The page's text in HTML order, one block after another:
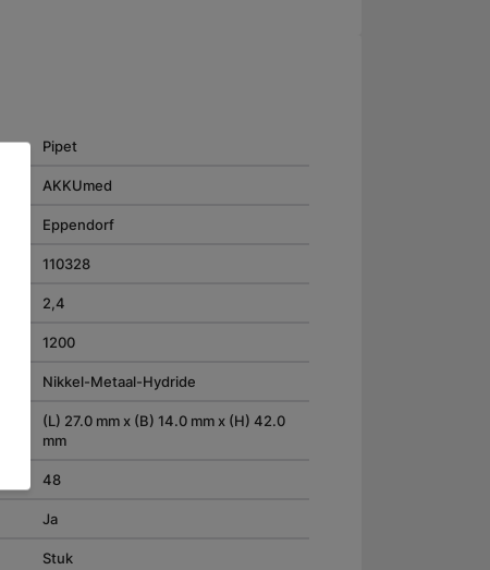
Pipet
AKKUmed
Eppendorf
110328
2,4
1200
Nikkel-Metaal-Hydride
(L) 27.0 mm x (B) 14.0 mm x (H) 42.0
mm
48
Ja
Stuk